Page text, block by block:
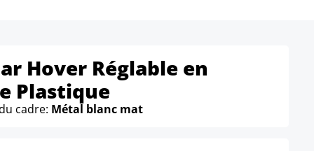
Hover Réglable en
Plastique
cadre: Métal blanc mat